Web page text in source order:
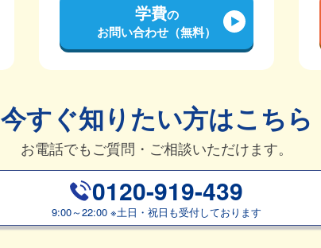
学費の
お問い合わせ（無料）
今すぐ知りたい方はこちら
お電話でもご質問・ご相談いただけます。
0120-919-439
9:00～22:00 ※土日・祝日も受付しております